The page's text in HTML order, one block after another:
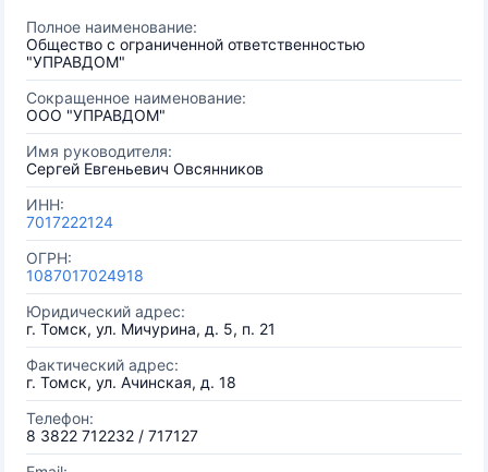
Полное наименование:
Общество с ограниченной ответственностью
"УПРАВДОМ"
Сокращенное наименование:
ООО "УПРАВДОМ"
Имя руководителя:
Сергей Евгеньевич Овсянников
ИНН:
7017222124
ОГРН:
1087017024918
Юридический адрес:
г. Томск, ул. Мичурина, д. 5, п. 21
Фактический адрес:
г. Томск, ул. Ачинская, д. 18
Телефон:
8 3822 712232 / 717127